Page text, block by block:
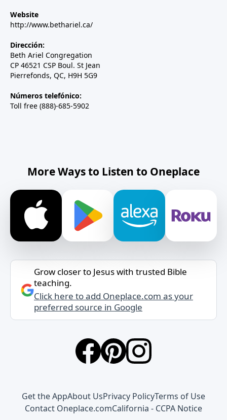
Website
http://www.bethariel.ca/
Dirección:
Beth Ariel Congregation
CP 46521 CSP Boul. St Jean
Pierrefonds, QC, H9H 5G9
Números telefónico:
Toll free (888)-685-5902
More Ways to Listen to Oneplace
Grow closer to Jesus with trusted Bible
teaching.
Click here to add Oneplace.com as your
preferred source in Google
Get the AppAbout UsPrivacy PolicyTerms of Use
Contact Oneplace.comCalifornia - CCPA Notice